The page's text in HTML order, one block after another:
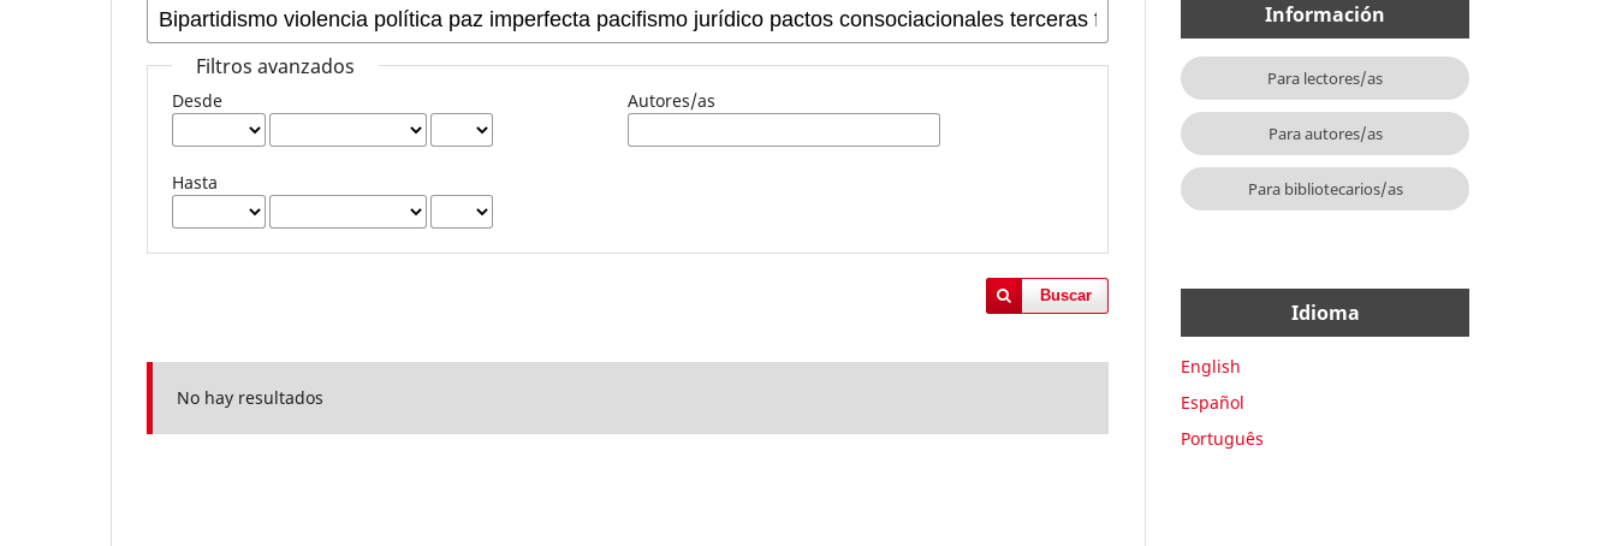
Filtros avanzados
Desde
Hasta
Autores/as
Buscar
No hay resultados
Información
Para lectores/as
Para autores/as
Para bibliotecarios/as
Idioma
English
Español
Português